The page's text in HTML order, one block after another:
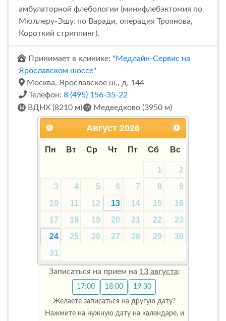
амбулаторной флебологии (минифлебэктомия по
Мюллеру-Эшу, по Варади, операция Троянова,
Короткий стриппинг).
Принимает в клинике: "Медлайн-Сервис на
Ярославском шоссе"
Москва, Ярославское ш., д. 144
Телефон: 8 (495) 156-35-22
ВДНХ (8210 м)
Медведково (3950 м)
Август 2026
Пн Вт Ср Чт Пт Сб Вс
1
2
3
4 5 6 7 8
9
10
11 12 13 14 15
16
17
18 19 20 21 22
23
24
25 26 27 28 29
30
31
Записаться на прием на 13 августа:
17:00 18:00 19:30
Желаете записаться на другую дату?
Нажмите на нужную дату на календаре, и